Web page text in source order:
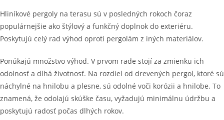
Hliníkové pergoly na terasu sú v posledných rokoch čoraz
populárnejšie ako štýlový a funkčný doplnok do exteriéru.
Poskytujú celý rad výhod oproti pergolám z iných materiálov.
Ponúkajú množstvo výhod. V prvom rade stojí za zmienku ich
odolnosť a dlhá životnosť. Na rozdiel od drevených pergol, ktoré sú
náchylné na hnilobu a plesne, sú odolné voči korózii a hnilobe. To
znamená, že odolajú skúške času, vyžadujú minimálnu údržbu a
poskytujú radosť počas dlhých rokov.